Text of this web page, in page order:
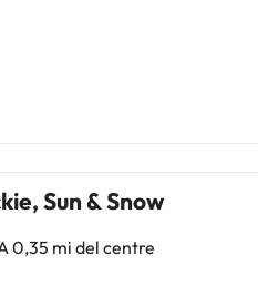
Sun & Snow
0,35 mi del centre